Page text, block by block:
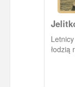
łodzią